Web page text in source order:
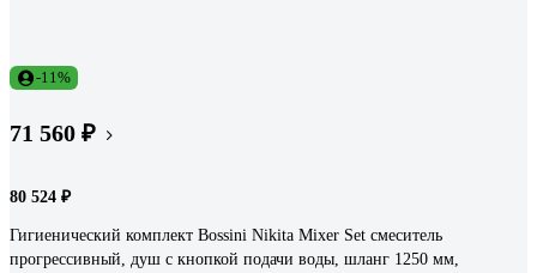
-11%
71 560 ₽
80 524 ₽
Гигиенический комплект Bossini Nikita Mixer Set смеситель
прогрессивный, душ с кнопкой подачи воды, шланг 1250 мм,